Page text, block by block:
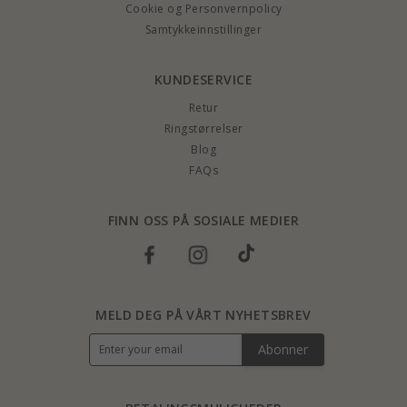
Cookie og Personvernpolicy
Samtykkeinnstillinger
KUNDESERVICE
Retur
Ringstørrelser
Blog
FAQs
FINN OSS PÅ SOSIALE MEDIER
MELD DEG PÅ VÅRT NYHETSBREV
Abonner